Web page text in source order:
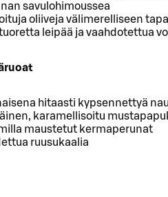
savulohimoussea
oliiveja välimerelliseen
leipää ja vaahdotettua
hitaasti kypsennettyä
karamellisoitu
maustetut kermaperunat
ruusukaalia